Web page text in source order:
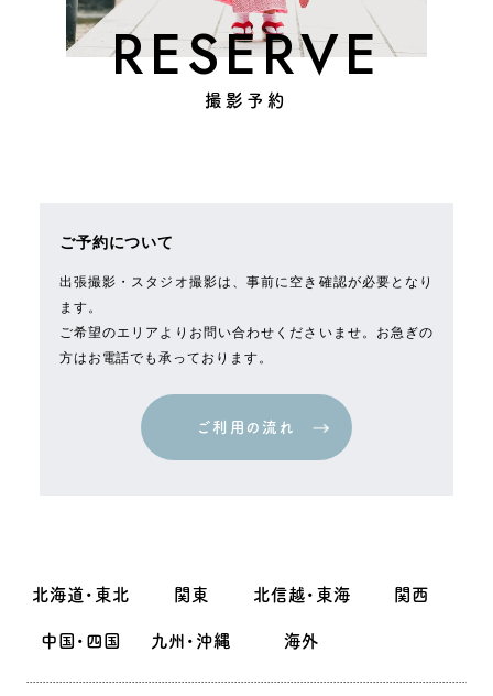
RESERVE
撮影予約
ご予約について
出張撮影・スタジオ撮影は、事前に空き確認が必要となり
ます。
ご希望のエリアよりお問い合わせくださいませ。お急ぎの
方はお電話でも承っております。
ご利用の流れ
北海道・東北 関東 北信越・東海 関西
中国・四国 九州・沖縄 海外